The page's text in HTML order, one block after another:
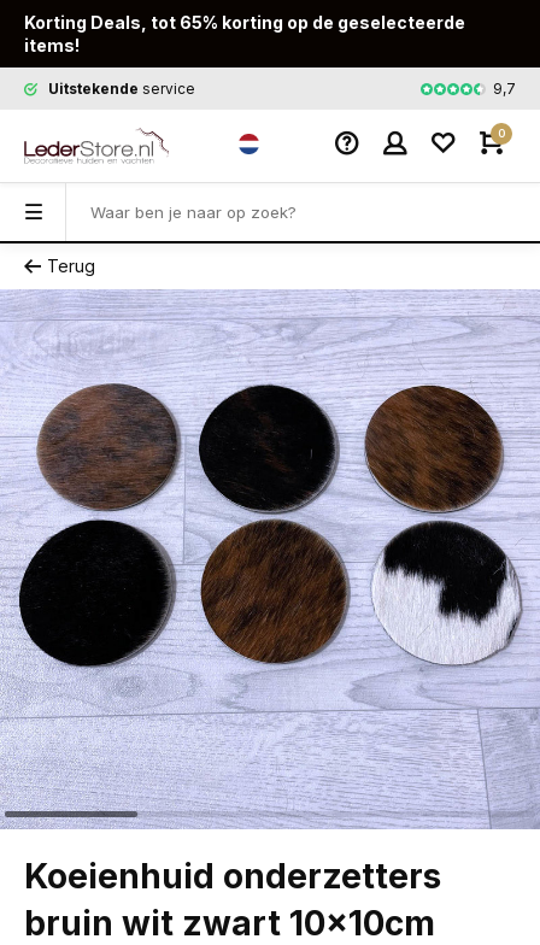
Korting Deals, tot 65% korting op de geselecteerde
items!
Uitstekende service Snelle9,7
0
Terug
Koeienhuid onderzetters
bruin wit zwart 10x10cm